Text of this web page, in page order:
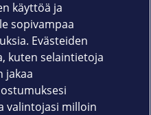
numero
käyttöä ja
sopivampaa
Evästeiden
kuten selaintietoja
jakaa
valintojasi milloin